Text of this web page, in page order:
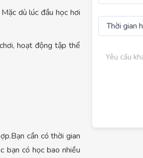
dù lúc đầu học hơi
hoạt động tập thể
cần có thời gian
bạn có học bao nhiều